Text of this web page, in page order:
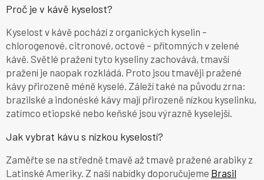
p
i
s
u
Proč je v kávě kyselost?
Kyselost v kávě pochází z organických kyselin –
chlorogenové, citronové, octové – přítomných v zelené
kávě. Světlé pražení tyto kyseliny zachovává, tmavší
pražení je naopak rozkládá. Proto jsou tmavěji pražené
kávy přirozeně méně kyselé. Záleží také na původu zrna:
brazilské a indonéské kávy mají přirozeně nízkou kyselinku,
zatímco etiopské nebo keňské jsou výrazně kyselejší.
Jak vybrat kávu s nízkou kyselostí?
Zaměřte se na středně tmavě až tmavě pražené arabiky z
Latinské Ameriky. Z naší nabídky doporučujeme Brasil